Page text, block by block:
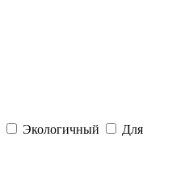
Экологичный
Для